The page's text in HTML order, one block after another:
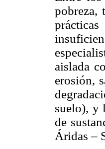
pobreza,
aislada
erosión,
suelo), y
de
Áridas –